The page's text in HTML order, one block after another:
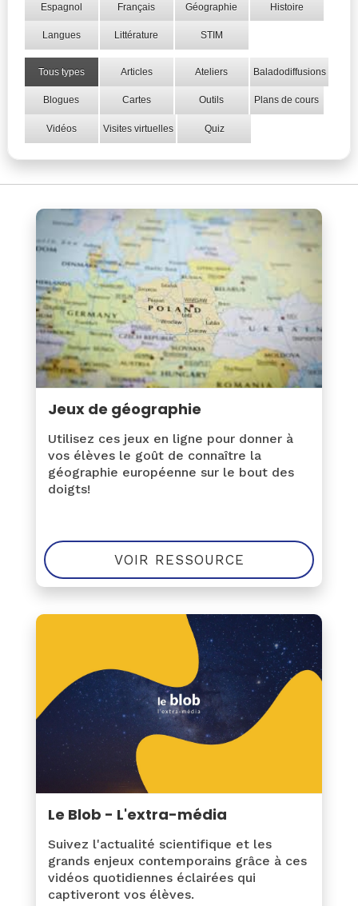
Espagnol Français Géographie Histoire
Langues Littérature STIM
Tous types Articles Ateliers Baladodiffusions
Blogues Cartes Outils Plans de cours
Vidéos Visites virtuelles Quiz
Jeux de géographie
Utilisez ces jeux en ligne pour donner à
vos élèves le goût de connaître la
géographie européenne sur le bout des
doigts!
VOIR RESSOURCE
Le Blob - L'extra-média
Suivez l'actualité scientifique et les
grands enjeux contemporains grâce à ces
vidéos quotidiennes éclairées qui
captiveront vos élèves.